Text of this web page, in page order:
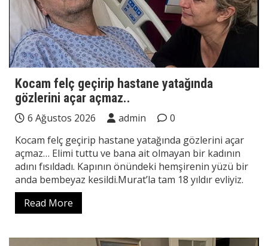
Kocam felç geçirip hastane yatağında
gözlerini açar açmaz..
6 Ağustos 2026 admin
0
Kocam felç geçirip hastane yatağında gözlerini açar
açmaz… Elimi tuttu ve bana ait olmayan bir kadının
adını fısıldadı. Kapının önündeki hemşirenin yüzü bir
anda bembeyaz kesildi.Murat’la tam 18 yıldır evliyiz.
Read More